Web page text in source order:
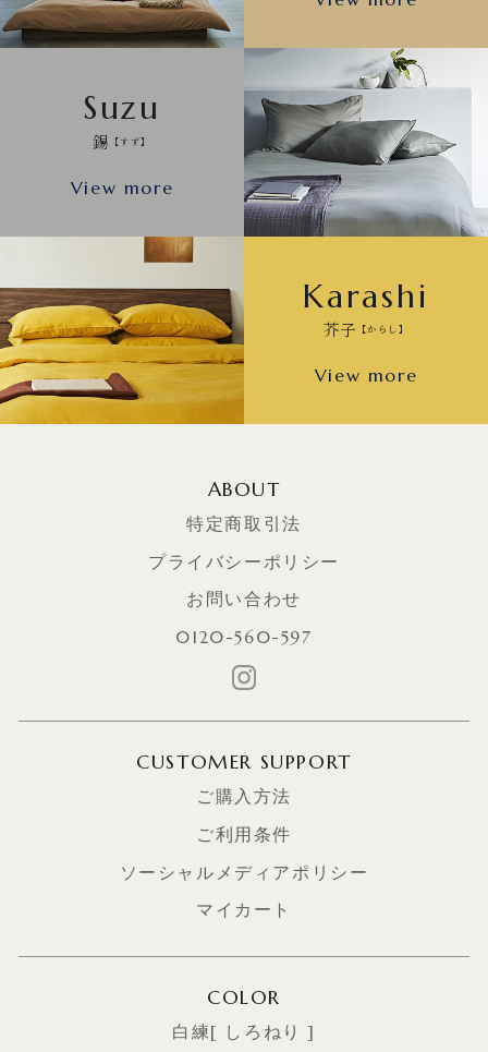
Suzu
錫 【すず】
View more
Karashi
芥子 【からし】
View more
ABOUT
特定商取引法
プライバシーポリシー
お問い合わせ
0120-560-597
CUSTOMER SUPPORT
ご購入方法
ご利用条件
ソーシャルメディアポリシー
マイカート
COLOR
白練[ しろねり ]